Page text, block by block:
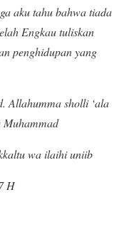
aku tahu bahwa tiada
Engkau tuliskan
penghidupan yang
Allahumma sholli ‘ala
Muhammad
wa ilaihi uniib
H